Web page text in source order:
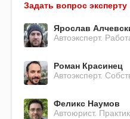
Задать вопрос эксперту
Ярослав
Автоэксперт.
Роман Красинец
Автоэксперт.
Феликс Наумов
Автоюрист.